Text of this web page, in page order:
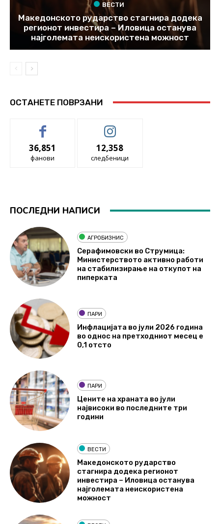
ВЕСТИ
Македонското рударство стагнира додека
регионот инвестира – Иловица останува
најголемата неискористена можност
ОСТАНЕТЕ ПОВРЗАНИ
36,851
фанови
12,358
следбеници
ПОСЛЕДНИ НАПИСИ
АГРОБИЗНИС
Серафимовски во Струмица:
Министерството активно работи
на стабилизирање на откупот на
пиперката
ПАРИ
Инфлацијата во јули 2026 година
во однос на претходниот месец е
0,1 отсто
ПАРИ
Цените на храната во јули
највисоки во последните три
години
ВЕСТИ
Македонското рударство
стагнира додека регионот
инвестира – Иловица останува
најголемата неискористена
можност